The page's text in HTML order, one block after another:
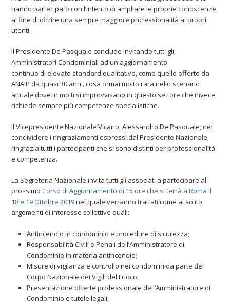
hanno partecipato con l’intento di ampliare le proprie conoscenze,
al fine di offrire una sempre maggiore professionalità ai propri
utenti.
Il Presidente De Pasquale conclude invitando tutti gli
Amministratori Condominiali ad un aggiornamento
continuo di elevato standard qualitativo, come quello offerto da
ANAIP da quasi 30 anni, cosa ormai molto rara nello scenario
attuale dove in molti si improvvisano in questo settore che invece
richiede sempre più competenze specialistiche.
Il Vicepresidente Nazionale Vicario, Alessandro De Pasquale, nel
condividere i ringraziamenti espressi dal Presidente Nazionale,
ringrazia tutti i partecipanti che si sono distinti per professionalità
e competenza.
La Segreteria Nazionale invita tutti gli associati a partecipare al
prossimoCorso di Aggiornamento di 15 ore che si terrà a Roma il
18 e 19 Ottobre 2019nel quale verranno trattati come al solito
argomenti di interesse collettivo quali:
Antincendio in condominio e procedure di sicurezza;
Responsabilità Civili e Penali dell’Amministratore di
Condominio in materia antincendio;
Misure di vigilanza e controllo nei condomini da parte del
Corpo Nazionale dei Vigili del Fuoco;
Presentazione offerte professionale dell’Amministratore di
Condominio e tutele legali;